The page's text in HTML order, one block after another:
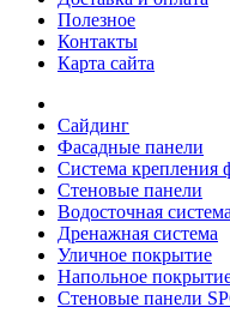
Полезное
Контакты
Карта сайта
Сайдинг
Фасадные панели
Система крепления
Стеновые панели
Водосточная
Дренажная система
Уличное покрытие
Напольное
Стеновые панели